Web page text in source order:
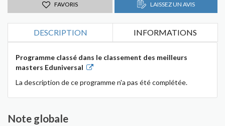
FAVORIS LAISSEZ UN AVIS
DESCRIPTION INFORMATIONS
Programme classé dans le classement des meilleurs
masters Eduniversal
La description de ce programme n'a pas été complétée.
Note globale